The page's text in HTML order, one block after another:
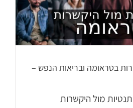
בטראומה ובריאות הנפש –
מול היקשרות